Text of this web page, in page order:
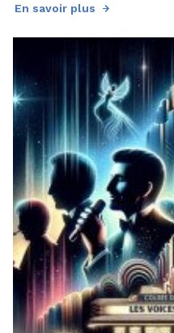
En savoir plus